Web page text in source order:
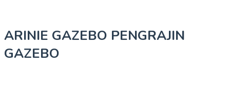
ARINIE GAZEBO PENGRAJIN
GAZEBO